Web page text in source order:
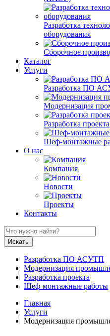
Разработка
оборудования
Сборочное
Каталог
Услуги
Разработка ПО
Модернизация
Разработка проекта
Шеф-монтажные
О нас
Компания
Новости
Проекты
Контакты
Разработка ПО АСУТП
Модернизация
Разработка проекта
Шеф-монтажные работы
Главная
Услуги
Модернизация